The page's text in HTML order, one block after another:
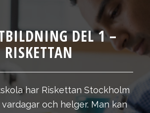
DEL 1 –
RISKETTAN
har Riskettan Stockholm
och helger. Man kan